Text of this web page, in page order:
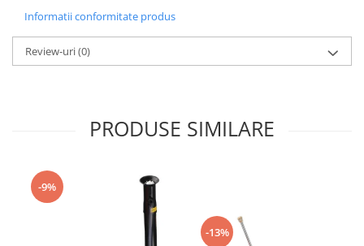
Ciocane , clesti si foarfeci
Debitare gresie / faianta si geamuri
Echipamente atelier
Pensule si trafaleti
Unelte pentru masurat
Aparate de masura si detectie
Informatii conformitate produs
Review-uri(0)
PRODUSE SIMILARE
-9%
-13%